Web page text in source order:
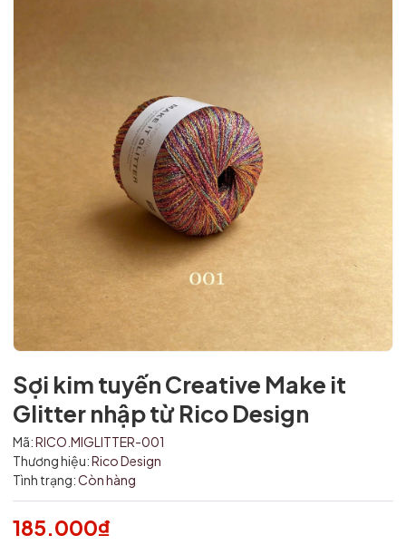
Sợi kim tuyến Creative Make it
Glitter nhập từ Rico Design
Mã:RICO.MIGLITTER-001
Thương hiệu:Rico Design
Tình trạng:Còn hàng
185.000₫